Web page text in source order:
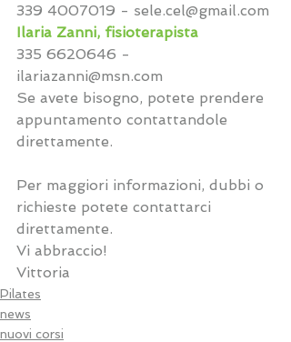
339 4007019 - sele.cel@gmail.com
Ilaria Zanni, fisioterapista
335 6620646 -
ilariazanni@msn.com
Se avete bisogno, potete prendere
appuntamento contattandole
direttamente.
Per maggiori informazioni, dubbi o
richieste potete contattarci
direttamente.
Vi abbraccio!
Vittoria
Pilates
news
nuovi corsi